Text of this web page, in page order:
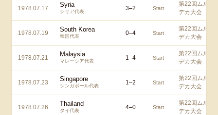
1978.07.17 Syria
シリア代表 3–2 Start
第22回ムル
デカ大会
1978.07.19 South Korea
韓国代表 0–4 Start
第22回ムル
デカ大会
1978.07.21 Malaysia
マレーシア代表 1–4 Start
第22回ムル
デカ大会
1978.07.23 Singapore
シンガポール代表 1–2 Start
第22回ムル
デカ大会
1978.07.26 Thailand
タイ代表 4–0 Start
第22回ムル
デカ大会